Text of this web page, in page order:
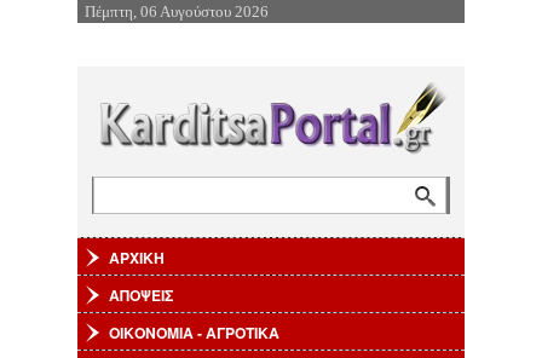
Επιστροφή στην Πλοήγηση
Πέμπτη, 06 Αυγούστου 2026
ΑΡΧΙΚΗ
ΑΠΟΨΕΙΣ
ΟΙΚΟΝΟΜΙΑ - ΑΓΡΟΤΙΚΑ